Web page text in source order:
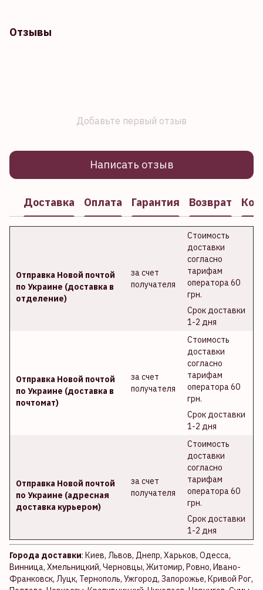
Отзывы
Добавьте первый отзыв
Написать отзыв
Доставка Оплата Гарантия Возврат
Отправка Новой почтой
по Украине (доставка в
отделение)
за счет
получателя
Стоимость
доставки
согласно
тарифам
оператора 60
грн.
Срок доставки
1-2 дня
Отправка Новой почтой
по Украине (доставка в
почтомат)
за счет
получателя
Стоимость
доставки
согласно
тарифам
оператора 60
грн.
Срок доставки
1-2 дня
Отправка Новой почтой
по Украине (адресная
доставка курьером)
за счет
получателя
Стоимость
доставки
согласно
тарифам
оператора 60
грн.
Срок доставки
1-2 дня
Города доставки: Киев, Львов, Днепр, Харьков, Одесса,
Винница, Хмельницкий, Черновцы, Житомир, Ровно, Ивано-
Франковск, Луцк, Тернополь, Ужгород, Запорожье, Кривой Рог,